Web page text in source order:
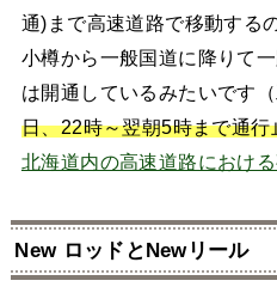
通)まで高速道路で移動する
小樽から一般国道に降りて
は開通しているみたいです（
日、22時～翌朝5時まで通行
北海道内の高速道路におけ
New ロッドとNewリール